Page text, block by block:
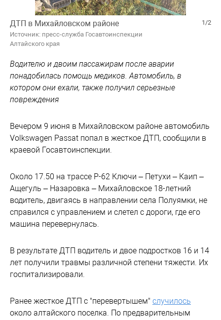
1/2
ДТП в Михайловском районе
Источник: пресс-служба Госавтоинспекции
Алтайского края
Водителю и двоим пассажирам после аварии
понадобилась помощь медиков. Автомобиль, в
котором они ехали, также получил серьезные
повреждения
Вечером 9 июня в Михайловском районе автомобиль
Volkswagen Passat попал в жесткое ДТП, сообщили в
краевой Госавтоинспекции.
Около 17.50 на трассе Р-62 Ключи – Петухи – Каип –
Ащегуль – Назаровка – Михайловское 18-летний
водитель, двигаясь в направлении села Полуямки, не
справился с управлением и слетел с дороги, где его
машина перевернулась.
В результате ДТП водитель и двое подростков 16 и 14
лет получили травмы различной степени тяжести. Их
госпитализировали.
Ранее жесткое ДТП с "перевертышем" случилось
около алтайского поселка. По предварительным